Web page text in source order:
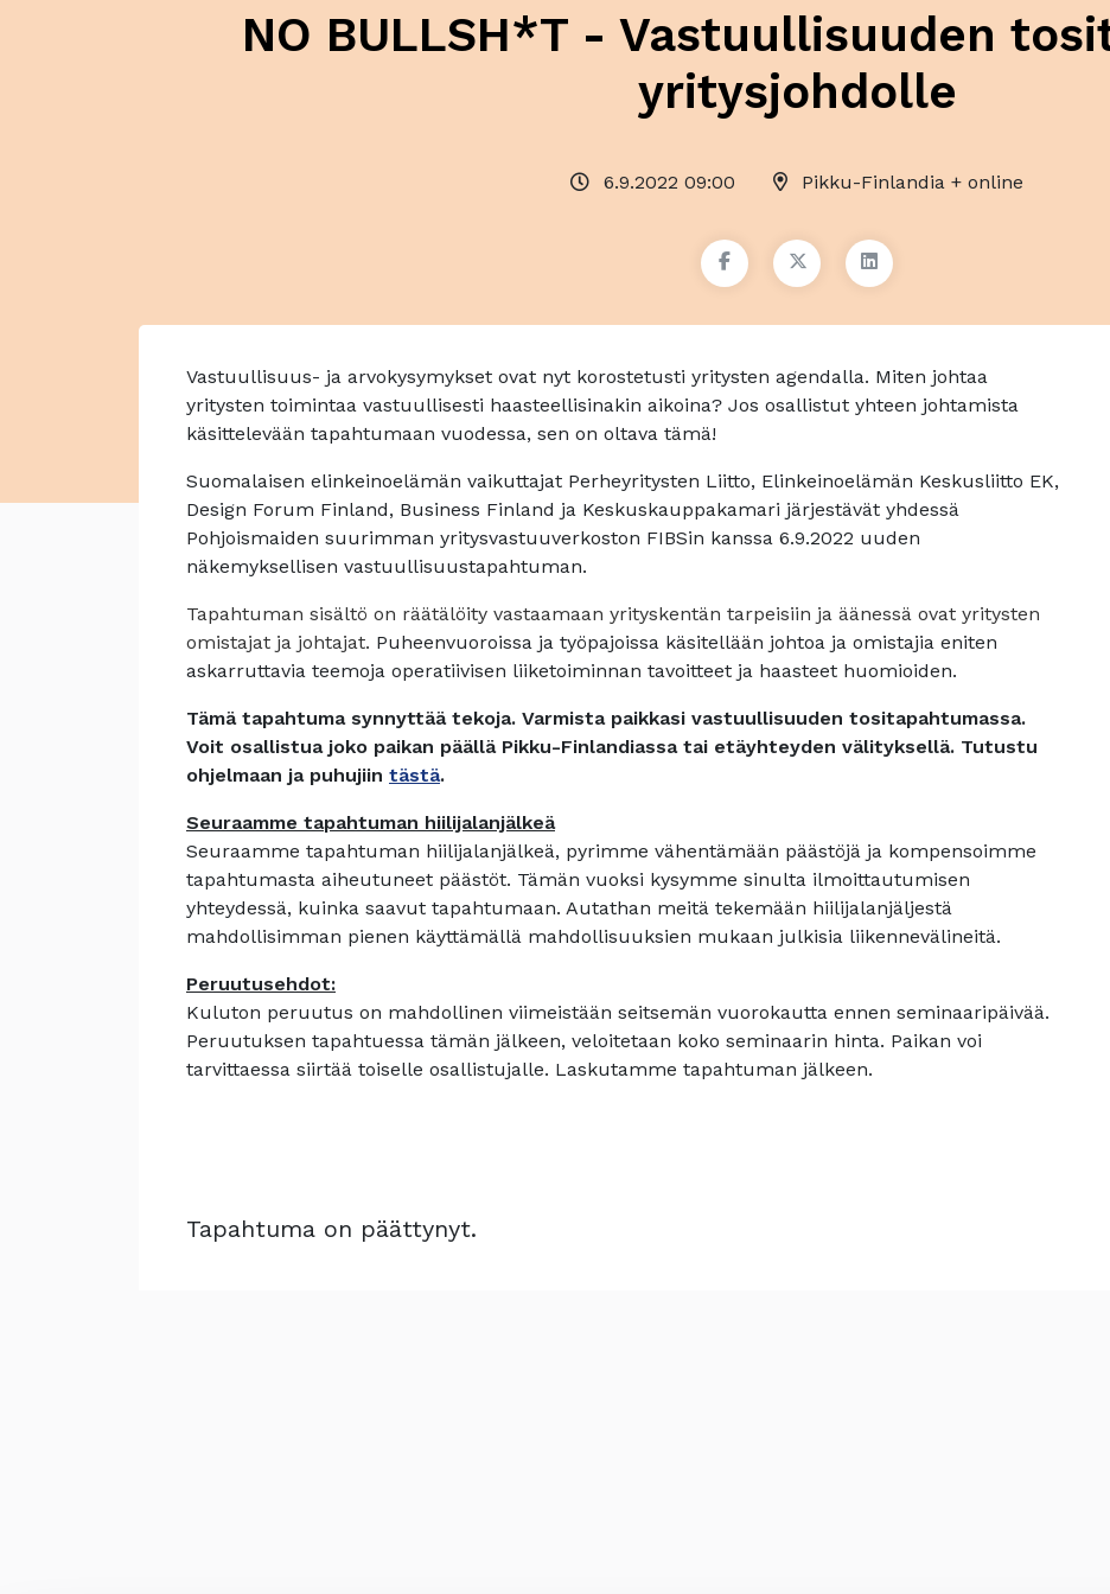
NO BULLSH*T - Vastuullisuuden
yritysjohdolle
6.9.2022 09:00 Pikku-Finlandia + online
Vastuullisuus- ja arvokysymykset ovat nyt korostetusti yritysten agendalla. Miten johtaa
yritysten toimintaa vastuullisesti haasteellisinakin aikoina? Jos osallistut yhteen johtamista
käsittelevään tapahtumaan vuodessa, sen on oltava tämä!
Suomalaisen elinkeinoelämän vaikuttajat Perheyritysten Liitto, Elinkeinoelämän Keskusliitto EK,
Design Forum Finland, Business Finland ja Keskuskauppakamari järjestävät yhdessä
Pohjoismaiden suurimman yritysvastuuverkoston FIBSin kanssa 6.9.2022 uuden
näkemyksellisen vastuullisuustapahtuman.
Tapahtuman sisältö on räätälöity vastaamaan yrityskentän tarpeisiin ja äänessä ovat yritysten
omistajat ja johtajat. Puheenvuoroissa ja työpajoissa käsitellään johtoa ja omistajia eniten
askarruttavia teemoja operatiivisen liiketoiminnan tavoitteet ja haasteet huomioiden.
Tämä tapahtuma synnyttää tekoja. Varmista paikkasi vastuullisuuden tositapahtumassa.
Voit osallistua joko paikan päällä Pikku-Finlandiassa tai etäyhteyden välityksellä. Tutustu
ohjelmaan ja puhujiin tästä.
Seuraamme tapahtuman hiilijalanjälkeä
Seuraamme tapahtuman hiilijalanjälkeä, pyrimme vähentämään päästöjä ja kompensoimme
tapahtumasta aiheutuneet päästöt. Tämän vuoksi kysymme sinulta ilmoittautumisen
yhteydessä, kuinka saavut tapahtumaan. Autathan meitä tekemään hiilijalanjäljestä
mahdollisimman pienen käyttämällä mahdollisuuksien mukaan julkisia liikennevälineitä.
Peruutusehdot:
Kuluton peruutus on mahdollinen viimeistään seitsemän vuorokautta ennen seminaaripäivää.
Peruutuksen tapahtuessa tämän jälkeen, veloitetaan koko seminaarin hinta. Paikan voi
tarvittaessa siirtää toiselle osallistujalle. Laskutamme tapahtuman jälkeen.
Tapahtuma on päättynyt.